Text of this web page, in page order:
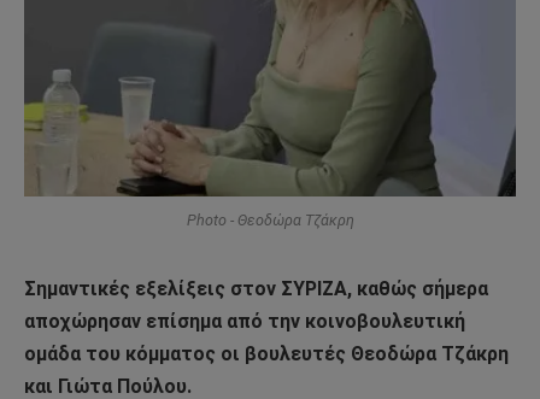
Photo - Θεοδώρα Τζάκρη
Σημαντικές εξελίξεις στον ΣΥΡΙΖΑ, καθώς σήμερα
αποχώρησαν επίσημα από την κοινοβουλευτική
ομάδα του κόμματος οι βουλευτές Θεοδώρα Τζάκρη
και Γιώτα Πούλου.